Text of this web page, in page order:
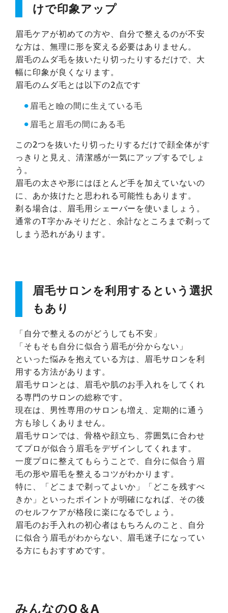
けで印象アップ
眉毛ケアが初めての方や、自分で整えるのが不安
な方は、無理に形を変える必要はありません。
眉毛のムダ毛を抜いたり切ったりするだけで、大
幅に印象が良くなります。
眉毛のムダ毛とは以下の2点です
⚫︎眉毛と瞼の間に生えている毛
⚫︎眉毛と眉毛の間にある毛
この2つを抜いたり切ったりするだけで顔全体がす
っきりと見え、清潔感が一気にアップするでしょ
う。
眉毛の太さや形にはほとんど手を加えていないの
に、あか抜けたと思われる可能性もあります。
剃る場合は、眉毛用シェーバーを使いましょう。
通常のT字かみそりだと、余計なところまで剃って
しまう恐れがあります。
眉毛サロンを利用するという選択
もあり
「自分で整えるのがどうしても不安」
「そもそも自分に似合う眉毛が分からない」
といった悩みを抱えている方は、眉毛サロンを利
用する方法があります。
眉毛サロンとは、眉毛や肌のお手入れをしてくれ
る専門のサロンの総称です。
現在は、男性専用のサロンも増え、定期的に通う
方も珍しくありません。
眉毛サロンでは、骨格や顔立ち、雰囲気に合わせ
てプロが似合う眉毛をデザインしてくれます。
一度プロに整えてもらうことで、自分に似合う眉
毛の形や眉毛を整えるコツがわかります。
特に、「どこまで剃ってよいか」「どこを残すべ
きか」といったポイントが明確になれば、その後
のセルフケアが格段に楽になるでしょう。
眉毛のお手入れの初心者はもちろんのこと、自分
に似合う眉毛がわからない、眉毛迷子になってい
る方にもおすすめです。
みんなのQ＆A